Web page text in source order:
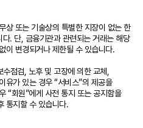
상 또는 기술상의 특별한 지장이 없는 한
. 단, 금융기관과 관련되는 거래는 해당
이 변경되거나 제한될 수 있습니다.
점검, 노후 및 고장에 의한 교체,
유가 있는 경우 “서비스”의 제공을
“회원”에게 사전 통지 또는 공지함을
통지할 수 있습니다.